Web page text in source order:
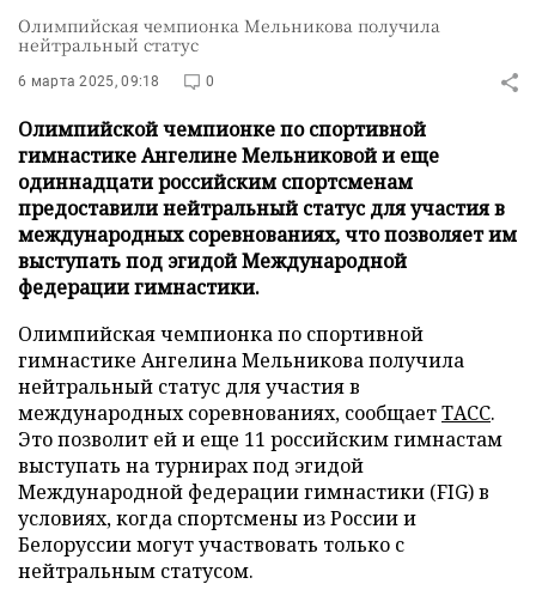
Олимпийская чемпионка Мельникова получила
нейтральный статус
6 марта 2025, 09:18 0
Олимпийской чемпионке по спортивной
гимнастике Ангелине Мельниковой и еще
одиннадцати российским спортсменам
предоставили нейтральный статус для участия в
международных соревнованиях, что позволяет им
выступать под эгидой Международной
федерации гимнастики.
Олимпийская чемпионка по спортивной
гимнастике Ангелина Мельникова получила
нейтральный статус для участия в
международных соревнованиях, сообщаетТАСС.
Это позволит ей и еще 11 российским гимнастам
выступать на турнирах под эгидой
Международной федерации гимнастики (FIG) в
условиях, когда спортсмены из России и
Белоруссии могут участвовать только с
нейтральным статусом.